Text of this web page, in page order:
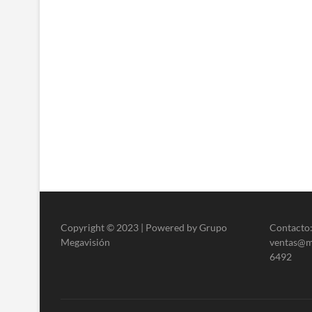
Copyright © 2023 | Powered by Grupo
Megavisión
6492